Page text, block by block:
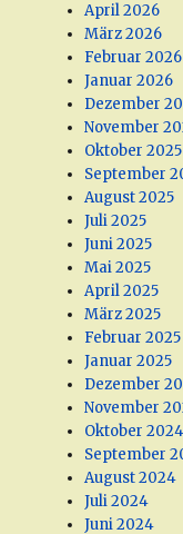
April 2026
März 2026
Februar 2026
Januar 2026
Dezember
November
Oktober 2025
September
August 2025
Juli 2025
Juni 2025
Mai 2025
April 2025
März 2025
Februar 2025
Januar 2025
Dezember
November
Oktober 2024
September
August 2024
Juli 2024
Juni 2024